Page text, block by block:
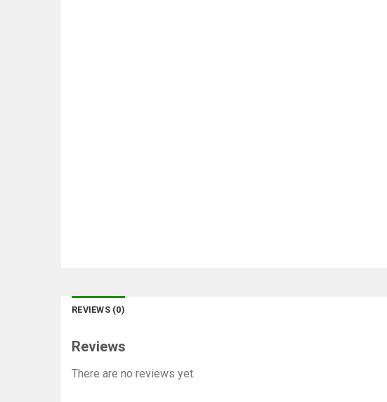
REVIEWS (0)
Reviews
There are no reviews yet.